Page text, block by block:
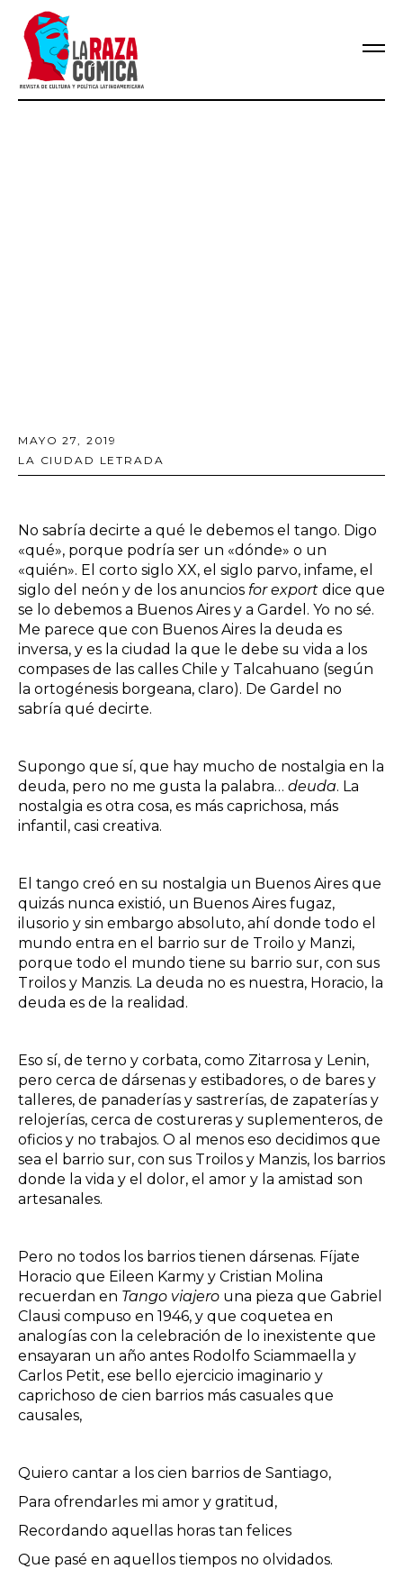
MAYO 27, 2019
LA CIUDAD LETRADA
No sabría decirte a qué le debemos el tango. Digo
«qué», porque podría ser un «dónde» o un
«quién». El corto siglo XX, el siglo parvo, infame, el
siglo del neón y de los anuncios for export dice que
se lo debemos a Buenos Aires y a Gardel. Yo no sé.
Me parece que con Buenos Aires la deuda es
inversa, y es la ciudad la que le debe su vida a los
compases de las calles Chile y Talcahuano (según
la ortogénesis borgeana, claro). De Gardel no
sabría qué decirte.
Supongo que sí, que hay mucho de nostalgia en la
deuda, pero no me gusta la palabra… deuda. La
nostalgia es otra cosa, es más caprichosa, más
infantil, casi creativa.
El tango creó en su nostalgia un Buenos Aires que
quizás nunca existió, un Buenos Aires fugaz,
ilusorio y sin embargo absoluto, ahí donde todo el
mundo entra en el barrio sur de Troilo y Manzi,
porque todo el mundo tiene su barrio sur, con sus
Troilos y Manzis. La deuda no es nuestra, Horacio, la
deuda es de la realidad.
Eso sí, de terno y corbata, como Zitarrosa y Lenin,
pero cerca de dársenas y estibadores, o de bares y
talleres, de panaderías y sastrerías, de zapaterías y
relojerías, cerca de costureras y suplementeros, de
oficios y no trabajos. O al menos eso decidimos que
sea el barrio sur, con sus Troilos y Manzis, los barrios
donde la vida y el dolor, el amor y la amistad son
artesanales.
Pero no todos los barrios tienen dársenas. Fíjate
Horacio que Eileen Karmy y Cristian Molina
recuerdan en Tango viajero una pieza que Gabriel
Clausi compuso en 1946, y que coquetea en
analogías con la celebración de lo inexistente que
ensayaran un año antes Rodolfo Sciammaella y
Carlos Petit, ese bello ejercicio imaginario y
caprichoso de cien barrios más casuales que
causales,
Quiero cantar a los cien barrios de Santiago,
Para ofrendarles mi amor y gratitud,
Recordando aquellas horas tan felices
Que pasé en aquellos tiempos no olvidados.